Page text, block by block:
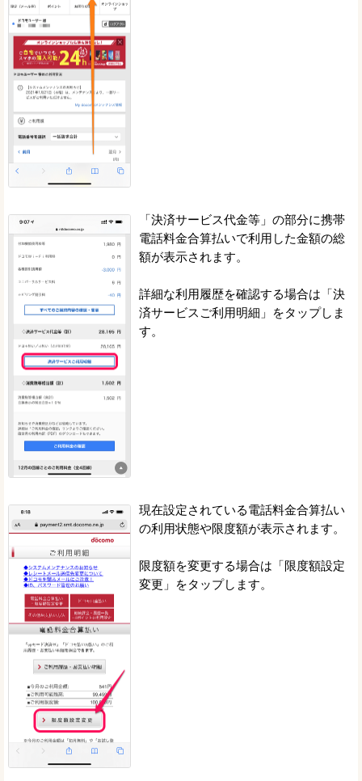
「決済サービス代金等」の部分に携帯
電話料金合算払いで利用した金額の総
額が表示されます。
詳細な利用履歴を確認する場合は「決
済サービスご利用明細」をタップしま
す。
現在設定されている電話料金合算払い
の利用状態や限度額が表示されます。
限度額を変更する場合は「限度額設定
変更」をタップします。